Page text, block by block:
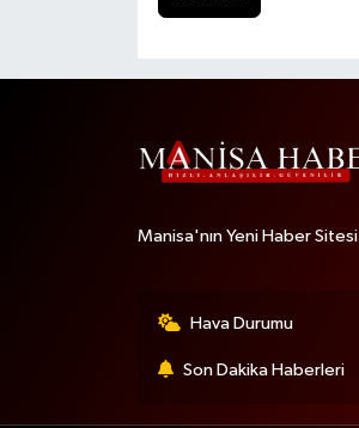
Manisa'nın Yeni Haber Sitesi
Hava Durumu
Son Dakika Haberleri